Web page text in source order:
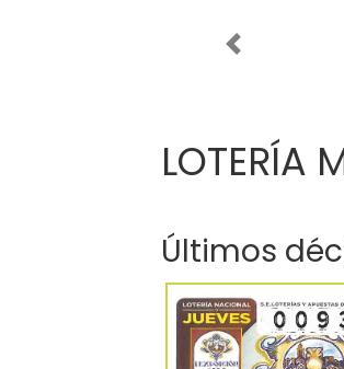
Imagen
LOTERÍA
Últimos